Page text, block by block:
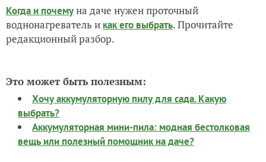
Когда и почемуна даче нужен проточный
воднонагреватель и как его выбрать. Прочитайте
редакционный разбор.
Это может быть полезным:
Хочу аккумуляторную пилу для сада. Какую
выбрать?
Аккумуляторная мини-пила: модная бестолковая
вещь или полезный помощник на даче?